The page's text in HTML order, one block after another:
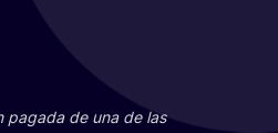
paga­da de una de las